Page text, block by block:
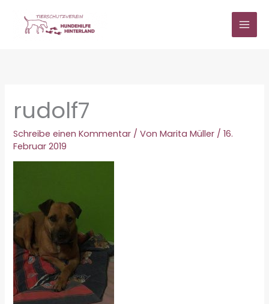
springen
rudolf7
Schreibe einen Kommentar / VonMarita Müller /16.
Februar 2019